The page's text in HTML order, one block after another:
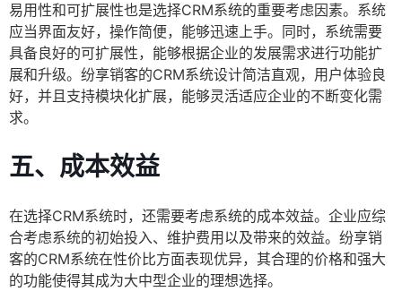
易用性和可扩展性也是选择CRM系统的重要考虑因素。系统
应当界面友好，操作简便，能够迅速上手。同时，系统需要
具备良好的可扩展性，能够根据企业的发展需求进行功能扩
展和升级。纷享销客的CRM系统设计简洁直观，用户体验良
好，并且支持模块化扩展，能够灵活适应企业的不断变化需
求。
五、成本效益
在选择CRM系统时，还需要考虑系统的成本效益。企业应综
合考虑系统的初始投入、维护费用以及带来的效益。纷享销
客的CRM系统在性价比方面表现优异，其合理的价格和强大
的功能使得其成为大中型企业的理想选择。